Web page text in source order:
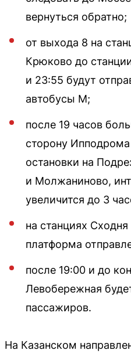
вернуться обратно;
от выхода 8 на
Крюково до
и 23:55 будут
автобусы М;
после 19 часов
сторону Ипподрома
остановки на
и Молжаниново,
увеличится до 3
на станциях
платформа
после 19:00 и до
Левобережная
пассажиров.
На Казанском